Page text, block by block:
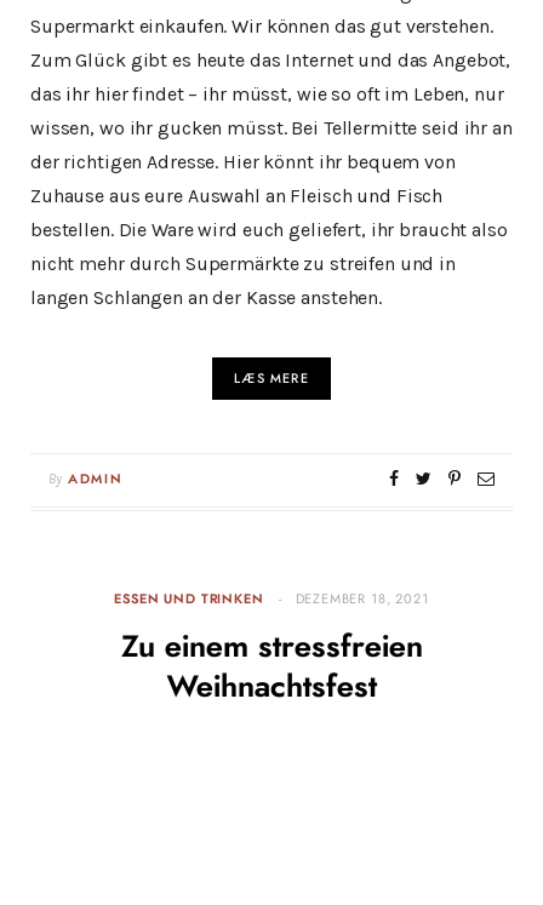
Supermarkt einkaufen. Wir können das gut verstehen.
Zum Glück gibt es heute das Internet und das Angebot,
das ihr hier findet – ihr müsst, wie so oft im Leben, nur
wissen, wo ihr gucken müsst. Bei Tellermitte seid ihr an
der richtigen Adresse. Hier könnt ihr bequem von
Zuhause aus eure Auswahl an Fleisch und Fisch
bestellen. Die Ware wird euch geliefert, ihr braucht also
nicht mehr durch Supermärkte zu streifen und in
langen Schlangen an der Kasse anstehen.
LÆS MERE
By ADMIN
ESSEN UND TRINKEN DEZEMBER 18, 2021
Zu einem stressfreien
Weihnachtsfest